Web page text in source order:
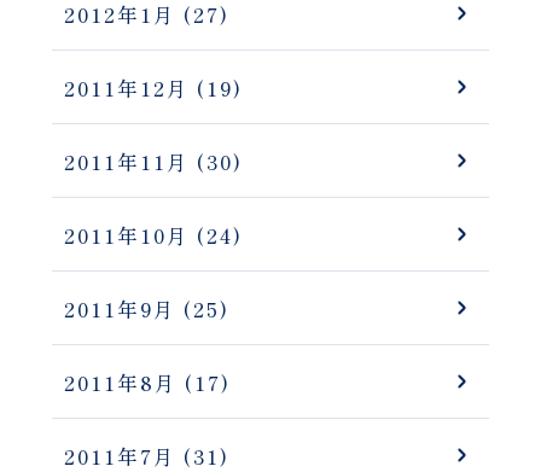
2012年1月 (27)
2011年12月 (19)
2011年11月 (30)
2011年10月 (24)
2011年9月 (25)
2011年8月 (17)
2011年7月 (31)